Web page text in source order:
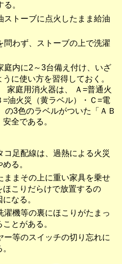
。
ストーブに点火したまま給油
問わず、ストーブの上で洗濯
庭内に2～3台備え付け、いざ
に使い方を習得しておく。
家庭用消火器は、 Ａ=普通火
=油火災（黄ラベル）・Ｃ=電
の3色のラベルがついた「ＡＢ
全である。
コ足配線は、過熱による火災
る。
ままその上に重い家具を乗せ
ほこりだらけで放置するの
なる。
濯機等の裏にほこりがたまっ
とがある。
ー等のスイッチの切り忘れに